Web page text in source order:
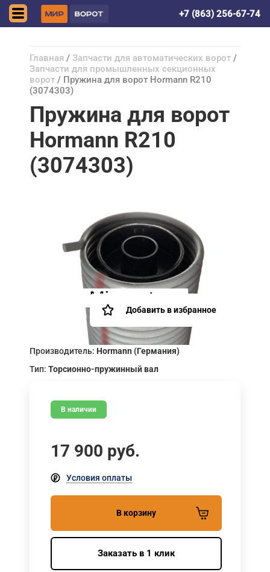
+7 (863) 256-67-74
Главная / Запчасти для автоматических ворот /
Запчасти для промышленных секционных
ворот / Пружина для ворот Hormann R210
(3074303)
Пружина для ворот
Hormann R210
(3074303)
Добавить в избранное
Производитель: Hormann (Германия)
Тип: Торсионно-пружинный вал
В наличии
17 900 руб.
Условия оплаты
В корзину
Заказать в 1 клик